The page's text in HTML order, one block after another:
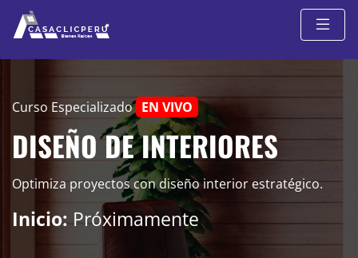
Curso Especializado EN VIVO
DISEÑO DE INTERIORES
Optimiza proyectos con diseño interior estratégico.
Inicio: Próximamente